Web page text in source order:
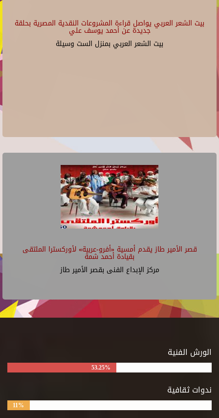
بيت الشعر العربي يواصل قراءة المشروعات النقدية المصرية بحلقة
جديدة عن أحمد يوسف علي
بيت الشعر العربي بمنزل الست وسيلة
قصر الأمير طاز يقدم أمسية «أفرو-عربية» لأوركسترا الملتقى
بقيادة أحمد شمة
مركز الإبداع الفنى بقصر الأمير طاز
الورش الفنية
53.25%
ندوات ثقافية
11%